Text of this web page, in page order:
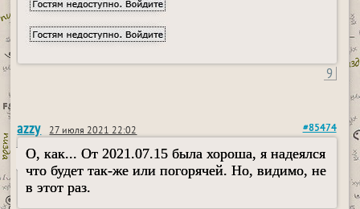
9
azzy 27 июля 2021 22:02 #85474
О, как... От 2021.07.15 была хороша, я надеялся
что будет так-же или погорячей. Но, видимо, не
в этот раз.